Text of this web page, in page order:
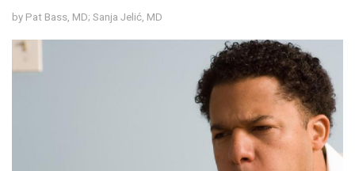
by Pat Bass, MD; Sanja Jelić, MD